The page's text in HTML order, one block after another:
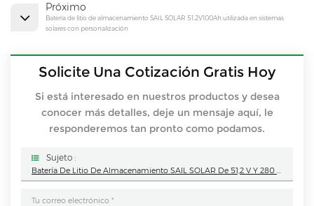
Próximo
Batería de litio de almacenamiento SAIL SOLAR 51.2V100Ah utilizada en sistemas
solares con personalización
Solicite Una Cotización Gratis Hoy
Si está interesado en nuestros productos y desea
conocer más detalles, deje un mensaje aquí, le
responderemos tan pronto como podamos.
Sujeto :
Batería De Litio De Almacenamiento SAIL SOLAR De 51,2 V Y 280 Ah Utilizada En Sistemas Solares Con Capacidad Personalizable